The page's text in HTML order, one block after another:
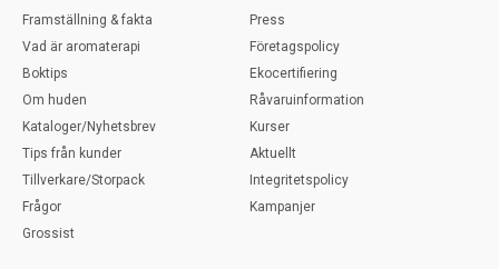
Framställning & fakta
Vad är aromaterapi
Boktips
Om huden
Kataloger/Nyhetsbrev
Tips från kunder
Tillverkare/Storpack
Frågor
Grossist
Press
Företagspolicy
Ekocertifiering
Råvaruinformation
Kurser
Aktuellt
Integritetspolicy
Kampanjer